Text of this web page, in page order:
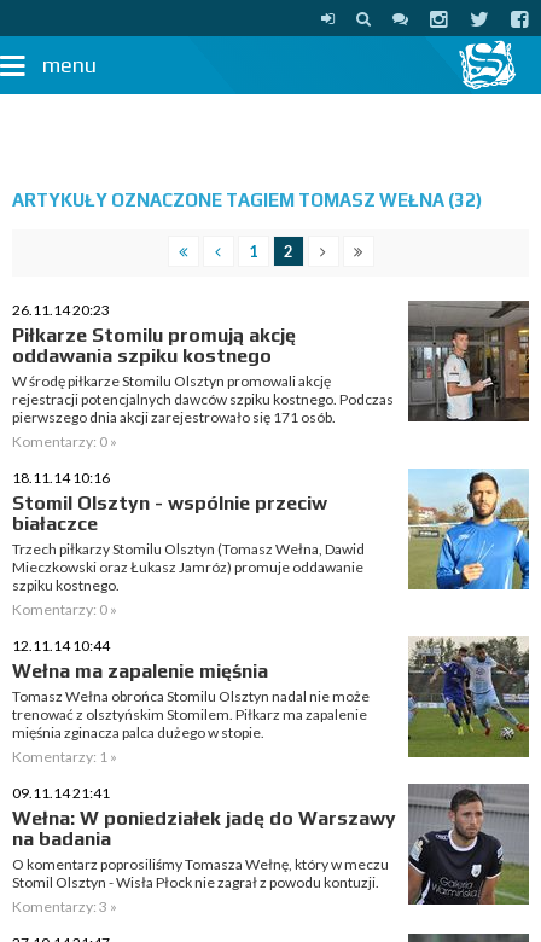
menu
ARTYKUŁY OZNACZONE TAGIEM TOMASZ WEŁNA (32)
1 2
26.11.14 20:23
Piłkarze Stomilu promują akcję
oddawania szpiku kostnego
W środę piłkarze Stomilu Olsztyn promowali akcję
rejestracji potencjalnych dawców szpiku kostnego. Podczas
pierwszego dnia akcji zarejestrowało się 171 osób.
Komentarzy: 0 »
18.11.14 10:16
Stomil Olsztyn - wspólnie przeciw
białaczce
Trzech piłkarzy Stomilu Olsztyn (Tomasz Wełna, Dawid
Mieczkowski oraz Łukasz Jamróz) promuje oddawanie
szpiku kostnego.
Komentarzy: 0 »
12.11.14 10:44
Wełna ma zapalenie mięśnia
Tomasz Wełna obrońca Stomilu Olsztyn nadal nie może
trenować z olsztyńskim Stomilem. Piłkarz ma zapalenie
mięśnia zginacza palca dużego w stopie.
Komentarzy: 1 »
09.11.14 21:41
Wełna: W poniedziałek jadę do Warszawy
na badania
O komentarz poprosiliśmy Tomasza Wełnę, który w meczu
Stomil Olsztyn - Wisła Płock nie zagrał z powodu kontuzji.
Komentarzy: 3 »